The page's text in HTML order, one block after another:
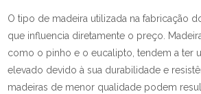
O tipo de madeira utilizada na fabricação
que influencia diretamente o preço.
como o pinho e o eucalipto, tendem a ter
elevado devido à sua durabilidade e
madeiras de menor qualidade podem